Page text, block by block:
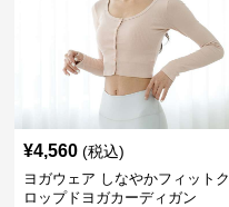
¥4,560 (税込)
ヨガウェア しなやかフィットク
ロップドヨガカーディガン